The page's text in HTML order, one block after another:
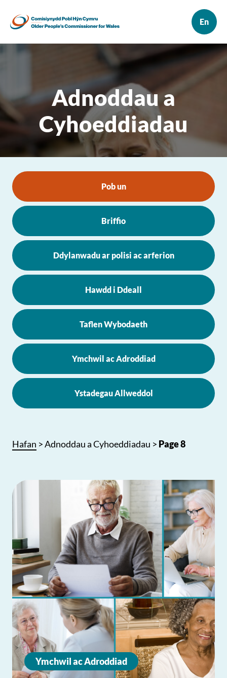
Adnoddau a
Cyhoeddiadau
Pob un
Briffio
Ddylanwadu ar polisi ac arferion
Hawdd i Ddeall
Taflen Wybodaeth
Ymchwil ac Adroddiad
Ystadegau Allweddol
Hafan >Adnoddau a Cyhoeddiadau > Page 8
Ymchwil ac Adroddiad